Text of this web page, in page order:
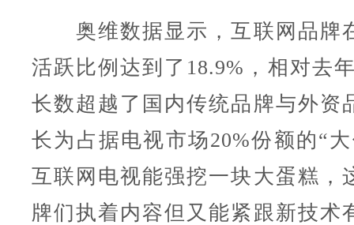
奥维数据显示，互联网品牌
活跃比例达到了18.9%，相对去
长数超越了国内传统品牌与外资
长为占据电视市场20%份额的“
互联网电视能强挖一块大蛋糕，
牌们执着内容但又能紧跟新技术